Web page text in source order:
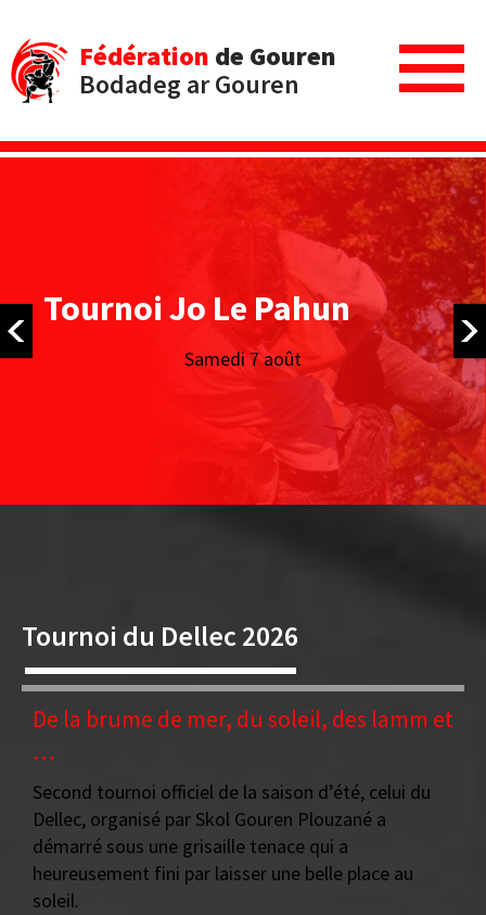
Fédération de Gouren
Bodadeg ar Gouren
des Filets Bleus
Dimanche 16 août
Tournoi du Dellec 2026
De la brume de mer, du soleil, des lamm et
…
Second tournoi officiel de la saison d’été, celui du
Dellec, organisé par Skol Gouren Plouzané a
démarré sous une grisaille tenace qui a
heureusement fini par laisser une belle place au
soleil.